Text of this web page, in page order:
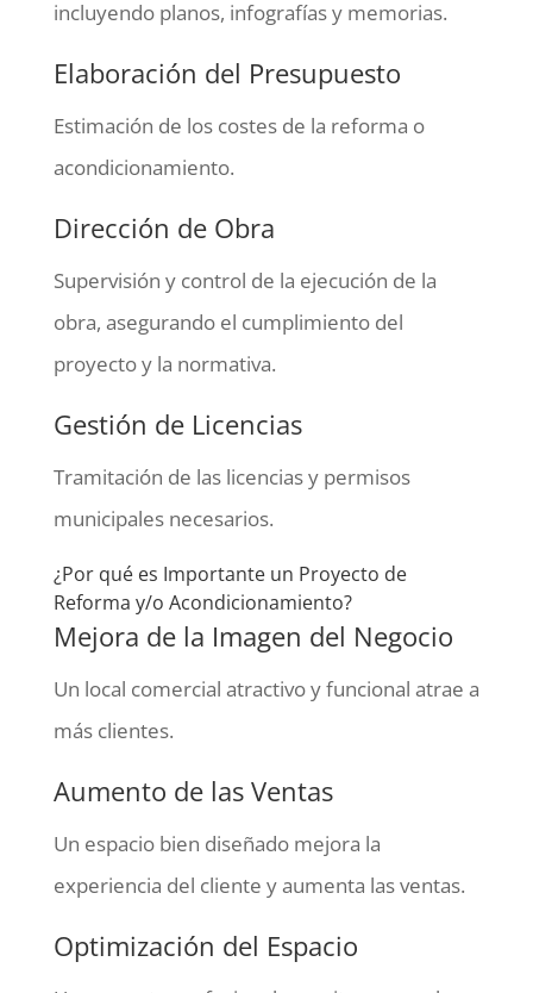
incluyendo planos, infografías y memorias.
Elaboración del Presupuesto
Estimación de los costes de la reforma o
acondicionamiento.
Dirección de Obra
Supervisión y control de la ejecución de la
obra, asegurando el cumplimiento del
proyecto y la normativa.
Gestión de Licencias
Tramitación de las licencias y permisos
municipales necesarios.
¿Por qué es Importante un Proyecto de
Reforma y/o Acondicionamiento?
Mejora de la Imagen del Negocio
Un local comercial atractivo y funcional atrae a
más clientes.
Aumento de las Ventas
Un espacio bien diseñado mejora la
experiencia del cliente y aumenta las ventas.
Optimización del Espacio